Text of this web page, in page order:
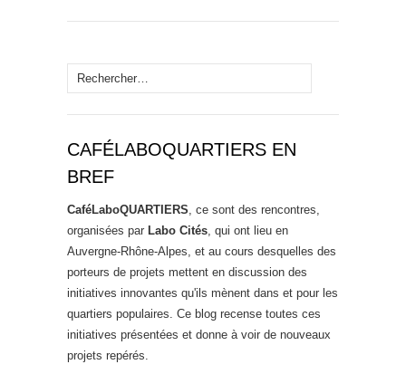
Rechercher :
CAFÉLABOQUARTIERS EN
BREF
CaféLaboQUARTIERS, ce sont des rencontres,
organisées par Labo Cités, qui ont lieu en
Auvergne-Rhône-Alpes, et au cours desquelles des
porteurs de projets mettent en discussion des
initiatives innovantes qu'ils mènent dans et pour les
quartiers populaires. Ce blog recense toutes ces
initiatives présentées et donne à voir de nouveaux
projets repérés.